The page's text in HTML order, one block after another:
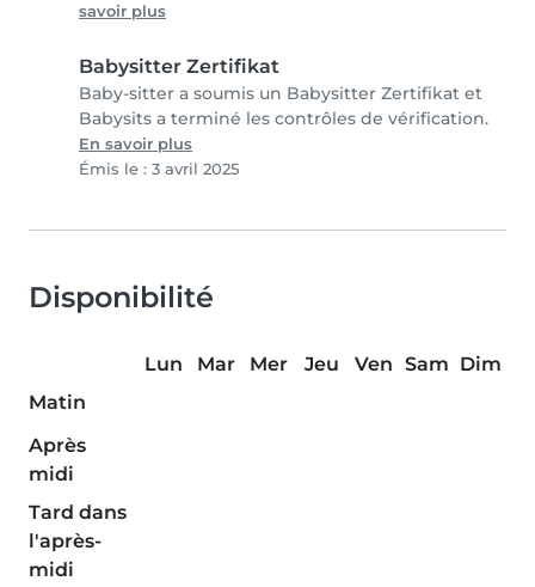
savoir plus
Babysitter Zertifikat
Baby-sitter a soumis un Babysitter Zertifikat et
Babysits a terminé les contrôles de vérification.
En savoir plus
Émis le : 3 avril 2025
Disponibilité
Lun Mar Mer Jeu Ven Sam Dim
Matin
Après
midi
Tard dans
l'après-
midi